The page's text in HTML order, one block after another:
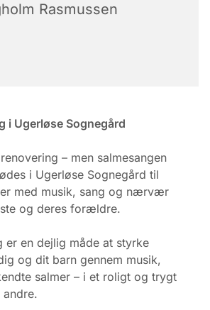
Rasmussen
i Ugerløse Sognegård
– men salmesangen
i Ugerløse Sognegård til
med musik, sang og nærvær
og deres forældre.
er en dejlig måde at styrke
og dit barn gennem musik,
salmer – i et roligt og trygt